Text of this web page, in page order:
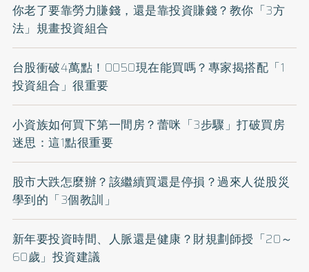
你老了要靠勞力賺錢，還是靠投資賺錢？教你「3方
法」規畫投資組合
台股衝破4萬點！0050現在能買嗎？專家揭搭配「1
投資組合」很重要
小資族如何買下第一間房？蕾咪「3步驟」打破買房
迷思：這1點很重要
股市大跌怎麼辦？該繼續買還是停損？過來人從股災
學到的「3個教訓」
新年要投資時間、人脈還是健康？財規劃師授「20～
60歲」投資建議